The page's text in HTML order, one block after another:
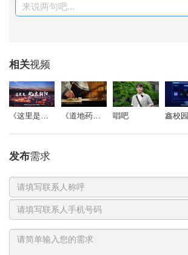
来说两句吧...
相关视频
《这里是北京朝阳》 《道地药心》同仁堂药材参茸宣传片 唱吧
发布需求
系
电
话
号